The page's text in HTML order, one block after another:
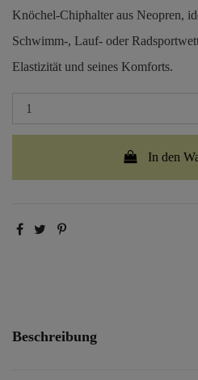
Knöchel-Chiphalter aus Neopren,
Schwimm-, Lauf- oder
Elastizität und seines Komforts.
In den
Beschreibung